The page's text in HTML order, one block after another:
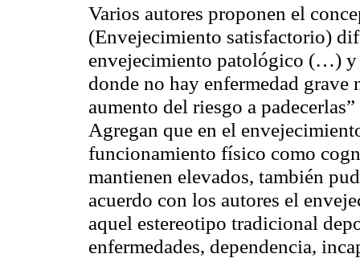
Varios autores proponen el
(Envejecimiento satisfactorio)
envejecimiento patológico (…) y
donde no hay enfermedad
aumento del riesgo a padecerlas”
Agregan que en el
funcionamiento físico como
mantienen elevados, también
acuerdo con los autores el
aquel estereotipo tradicional
enfermedades, dependencia,